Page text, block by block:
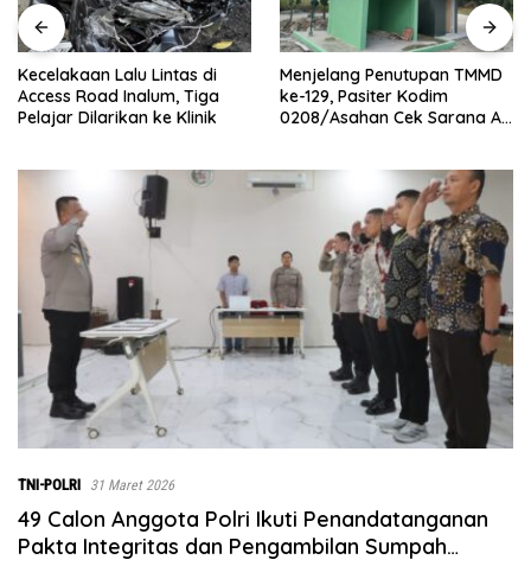
Kecelakaan Lalu Lintas di
Access Road Inalum, Tiga
Pelajar Dilarikan ke Klinik
Menjelang Penutupan TMMD
ke-129, Pasiter Kodim
0208/Asahan Cek Sarana Air
TNI-POLRI 31 Maret 2026
49 Calon Anggota Polri Ikuti Penandatanganan
Pakta Integritas dan Pengambilan Sumpah